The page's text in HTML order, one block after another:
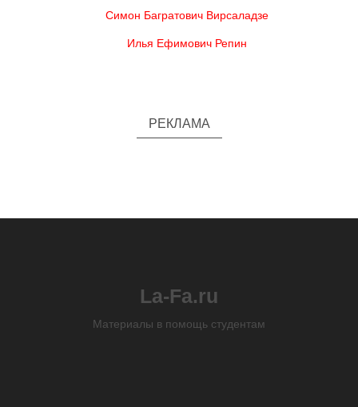
Симон Багратович Вирсаладзе
Илья Ефимович Репин
РЕКЛАМА
La-Fa.ru
Материалы в помощь студентам